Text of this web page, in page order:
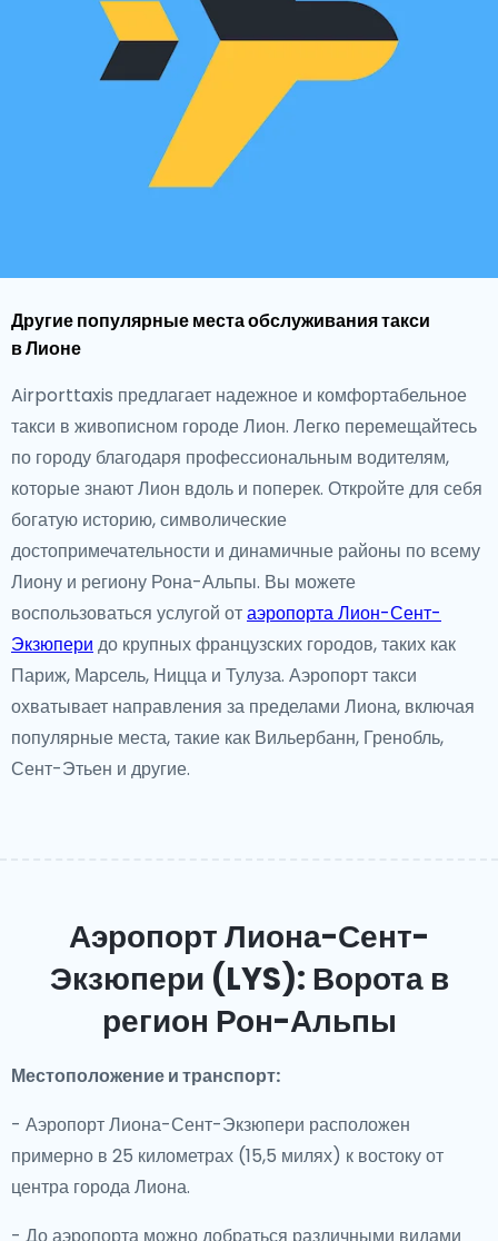
Другие популярные места обслуживания такси
в Лионе
Airporttaxis предлагает надежное и комфортабельное
такси в живописном городе Лион. Легко перемещайтесь
по городу благодаря профессиональным водителям,
которые знают Лион вдоль и поперек. Откройте для себя
богатую историю, символические
достопримечательности и динамичные районы по всему
Лиону и региону Рона-Альпы. Вы можете
воспользоваться услугой отаэропорта Лион-Сент-
Экзюпери до крупных французских городов, таких как
Париж, Марсель, Ницца и Тулуза. Аэропорт такси
охватывает направления за пределами Лиона, включая
популярные места, такие как Вильербанн, Гренобль,
Сент-Этьен и другие.
Аэропорт Лиона-Сент-
Экзюпери (LYS): Ворота в
регион Рон-Альпы
Местоположение и транспорт:
- Аэропорт Лиона-Сент-Экзюпери расположен
примерно в 25 километрах (15,5 милях) к востоку от
центра города Лиона.